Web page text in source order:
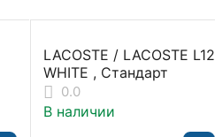
LACOSTE / LACOSTE L12
WHITE , Стандарт
0.0
В наличии